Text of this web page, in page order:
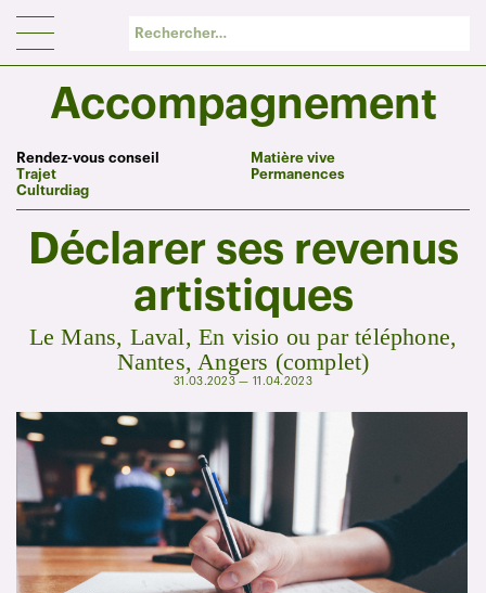
Accompagnement
Rendez-vous conseil
Trajet
Culturdiag
Matière vive
Permanences
Déclarer ses revenus
artistiques
Le Mans, Laval, En visio ou par téléphone,
Nantes, Angers (complet)
31.03.2023 — 11.04.2023